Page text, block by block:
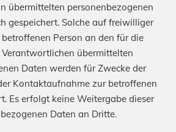
übermittelten personenbezogenen
gespeichert. Solche auf freiwilliger
Person an den für die
übermittelten
Daten werden für Zwecke der
Kontaktaufnahme zur betroffenen
Es erfolgt keine Weitergabe dieser
Daten an Dritte.